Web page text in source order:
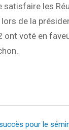
satisfaire les
de la
voté en
pour le